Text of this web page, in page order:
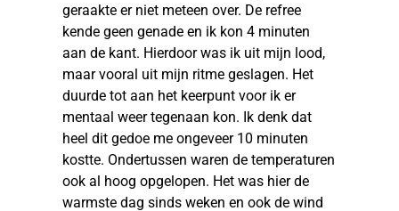
geraakte er niet meteen over. De refree
kende geen genade en ik kon 4 minuten
aan de kant. Hierdoor was ik uit mijn lood,
maar vooral uit mijn ritme geslagen. Het
duurde tot aan het keerpunt voor ik er
mentaal weer tegenaan kon. Ik denk dat
heel dit gedoe me ongeveer 10 minuten
kostte. Ondertussen waren de temperaturen
ook al hoog opgelopen. Het was hier de
warmste dag sinds weken en ook de wind